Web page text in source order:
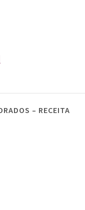
– RECEITA